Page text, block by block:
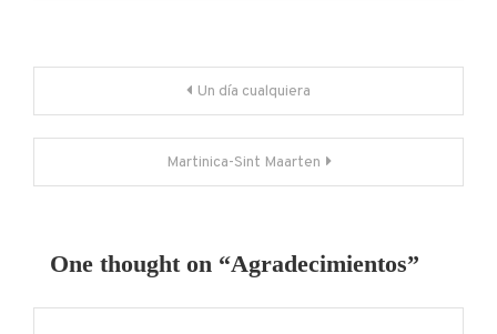
Navegación
de
entradas
Un día cualquiera
Martinica-Sint Maarten
One thought on “Agradecimientos”